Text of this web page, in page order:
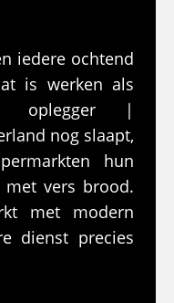
iedere ochtend
is werken als
oplegger |
nog slaapt,
hun
met vers brood.
met modern
dienst precies